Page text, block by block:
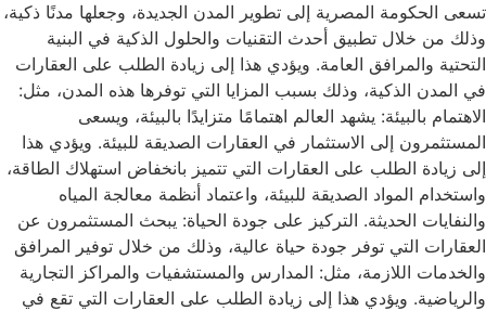
تسعى الحكومة المصرية إلى تطوير المدن الجديدة، وجعلها مدنًا ذكية،
وذلك من خلال تطبيق أحدث التقنيات والحلول الذكية في البنية
التحتية والمرافق العامة. ويؤدي هذا إلى زيادة الطلب على العقارات
في المدن الذكية، وذلك بسبب المزايا التي توفرها هذه المدن، مثل:
الاهتمام بالبيئة: يشهد العالم اهتمامًا متزايدًا بالبيئة، ويسعى
المستثمرون إلى الاستثمار في العقارات الصديقة للبيئة. ويؤدي هذا
إلى زيادة الطلب على العقارات التي تتميز بانخفاض استهلاك الطاقة،
واستخدام المواد الصديقة للبيئة، واعتماد أنظمة معالجة المياه
والنفايات الحديثة. التركيز على جودة الحياة: يبحث المستثمرون عن
العقارات التي توفر جودة حياة عالية، وذلك من خلال توفير المرافق
والخدمات اللازمة، مثل: المدارس والمستشفيات والمراكز التجارية
والرياضية. ويؤدي هذا إلى زيادة الطلب على العقارات التي تقع في